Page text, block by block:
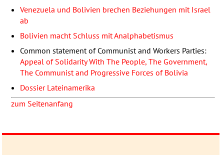
Venezuela und Bolivien brechen Beziehungen mit Israel
ab
Bolivien macht Schluss mit Analphabetismus
Common statement of Communist and Workers Parties:
Appeal of Solidarity With The People, The Government,
The Communist and Progressive Forces of Bolivia
Dossier Lateinamerika
zum Seitenanfang